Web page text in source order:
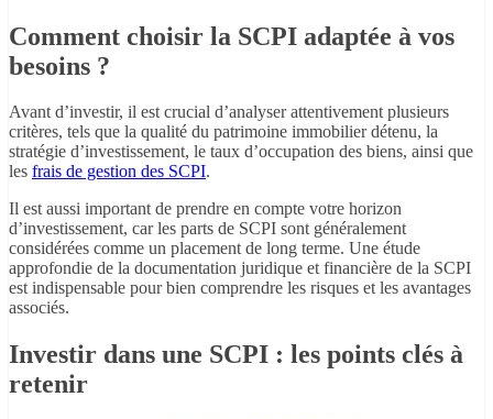
Comment choisir la SCPI adaptée à vos
besoins ?
Avant d’investir, il est crucial d’analyser attentivement plusieurs
critères, tels que la qualité du patrimoine immobilier détenu, la
stratégie d’investissement, le taux d’occupation des biens, ainsi que
les frais de gestion des SCPI.
Il est aussi important de prendre en compte votre horizon
d’investissement, car les parts de SCPI sont généralement
considérées comme un placement de long terme. Une étude
approfondie de la documentation juridique et financière de la SCPI
est indispensable pour bien comprendre les risques et les avantages
associés.
Investir dans une SCPI : les points clés à
retenir